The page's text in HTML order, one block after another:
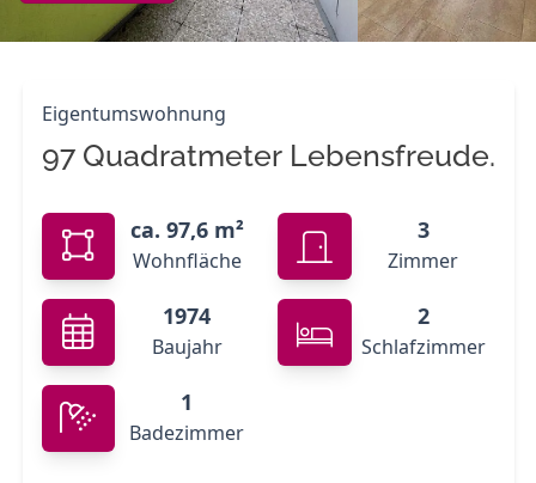
Eigentumswohnung
97 Quadratmeter Lebensfreude.
ca. 97,6 m²
Wohnfläche
3
Zimmer
1974
Baujahr
2
Schlafzimmer
1
Badezimmer